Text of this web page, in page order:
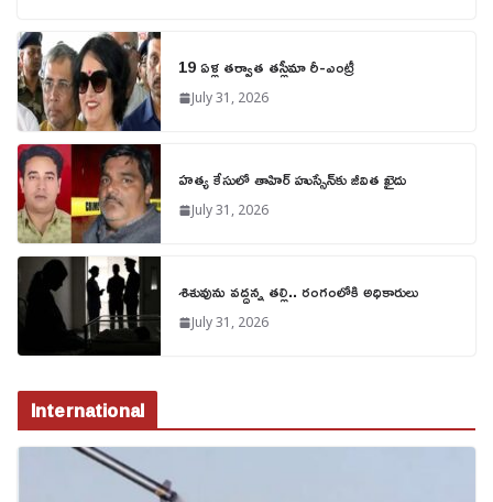
19 ఏళ్ల తర్వాత తస్లీమా రీ-ఎంట్రీ
July 31, 2026
హత్య కేసులో తాహిర్ హుస్సేన్‌కు జీవిత ఖైదు
July 31, 2026
శిశువును వద్దన్న తల్లి.. రంగంలోకి అధికారులు
July 31, 2026
International